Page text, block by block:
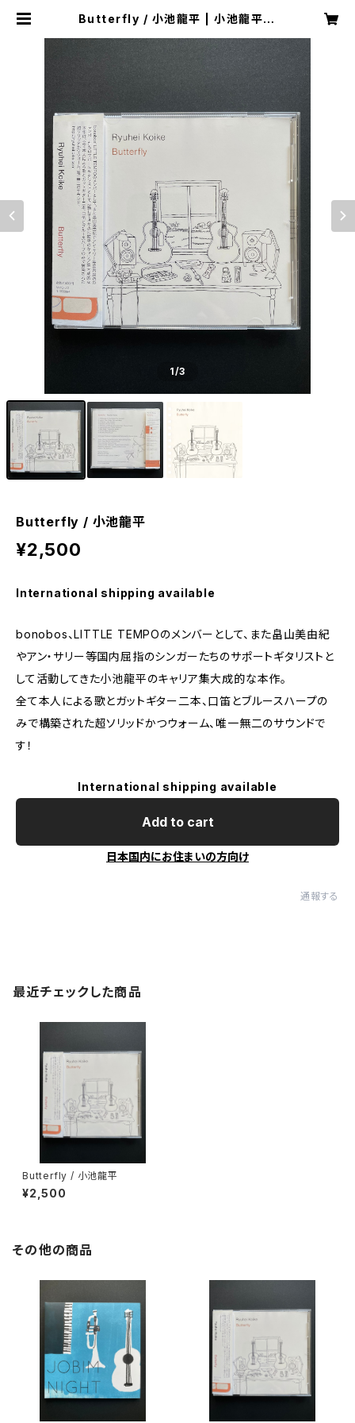
Butterfly / 小池龍平 | 小池龍平 O
1/3
Butterfly / 小池龍平
¥2,500
International shipping available
bonobos、LITTLE TEMPOのメンバーとして、また畠山美由紀
やアン・サリー等国内屈指のシンガーたちのサポートギタリストと
して活動してきた小池龍平のキャリア集大成的な本作。
全て本人による歌とガットギター二本、口笛とブルースハープの
みで構築された超ソリッドかつウォーム、唯一無二のサウンドで
す！
International shipping available
Add to cart
日本国内にお住まいの方向け
通報する
最近チェックした商品
Butterfly / 小池龍平
¥2,500
その他の商品